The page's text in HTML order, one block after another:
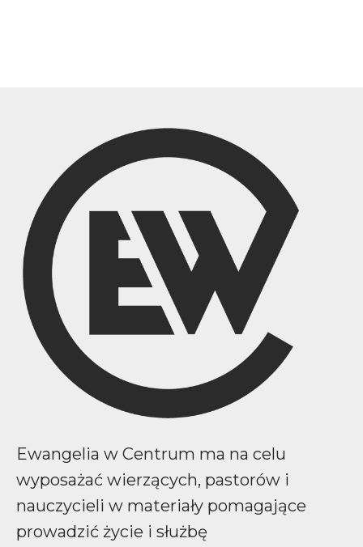
Ewangelia w Centrum ma na celu
wyposażać wierzących, pastorów i
nauczycieli w materiały pomagające
prowadzić życie i służbę